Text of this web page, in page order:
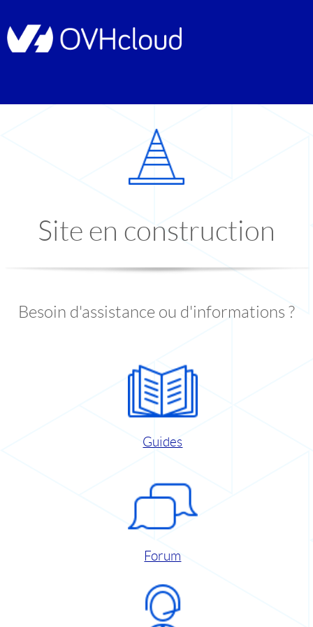
Site en construction
Besoin d'assistance ou d'informations ?
Guides
Forum